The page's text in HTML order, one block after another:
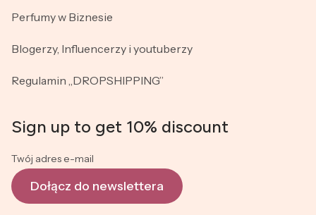
Perfumy w Biznesie
Blogerzy, Influencerzy i youtuberzy
Regulamin „DROPSHIPPING”
Sign up to get 10% discount
Twój adres e-mail
Dołącz do newslettera